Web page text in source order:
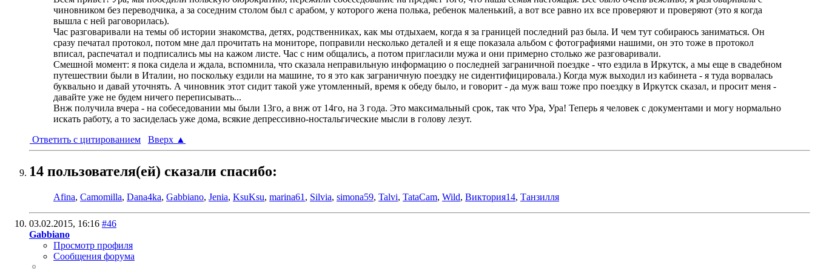
чиновником без переводчика, а за соседним столом был с арабом, у которого жена полька, ребенок маленький, а вот все равно их все проверяют и проверяют (это я когда
вышла с ней раговорилась).
Час разговаривали на темы об истории знакомства, детях, родственниках, как мы отдыхаем, когда я за границей последний раз была. И чем тут собираюсь заниматься. Он
сразу печатал протокол, потом мне дал прочитать на мониторе, поправили несколько деталей и я еще показала альбом с фотографиями нашими, он это тоже в протокол
вписал, распечатал и подписались мы на кажом листе. Час с ним общались, а потом пригласили мужа и они примерно столько же разговаривали.
Смешной момент: я пока сидела и ждала, вспомнила, что сказала неправильную информацию о последней заграничной поездке - что ездила в Иркутск, а мы еще в свадебном
путешествии были в Италии, но поскольку ездили на машине, то я это как заграничную поездку не сидентифицировала.) Когда муж выходил из кабинета - я туда ворвалась
буквально и давай уточнять. А чиновник этот сидит такой уже утомленный, время к обеду было, и говорит - да муж ваш тоже про поездку в Иркутск сказал, и просит меня -
давайте уже не будем ничего переписывать...
Внж получила вчера - на собеседовании мы были 13го, а внж от 14го, на 3 года. Это максимальный срок, так что Ура, Ура! Теперь я человек с документами и могу нормально
искать работу, а то засиделась уже дома, всякие депрессивно-ностальгические мысли в голову лезут.
Ответить с цитированием
Вверх ▲
14 пользователя(ей) сказали cпасибо:
Afina, Camomilla, Dana4ka, Gabbiano, Jenia, KsuKsu, marina61 , Silvia, simona59, Talvi, TataCam, Wild, Виктория14, Танзилля
03.02.2015, 16:16 #46
Gabbiano
Просмотр профиля
Сообщения форума